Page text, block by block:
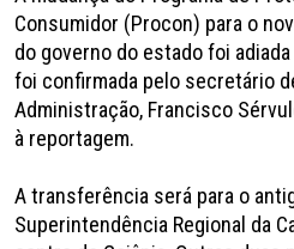
Consumidor (Procon) para o
do governo do estado foi
foi confirmada pelo secretário
Administração, Francisco
à reportagem.
A transferência será para o
Superintendência Regional da